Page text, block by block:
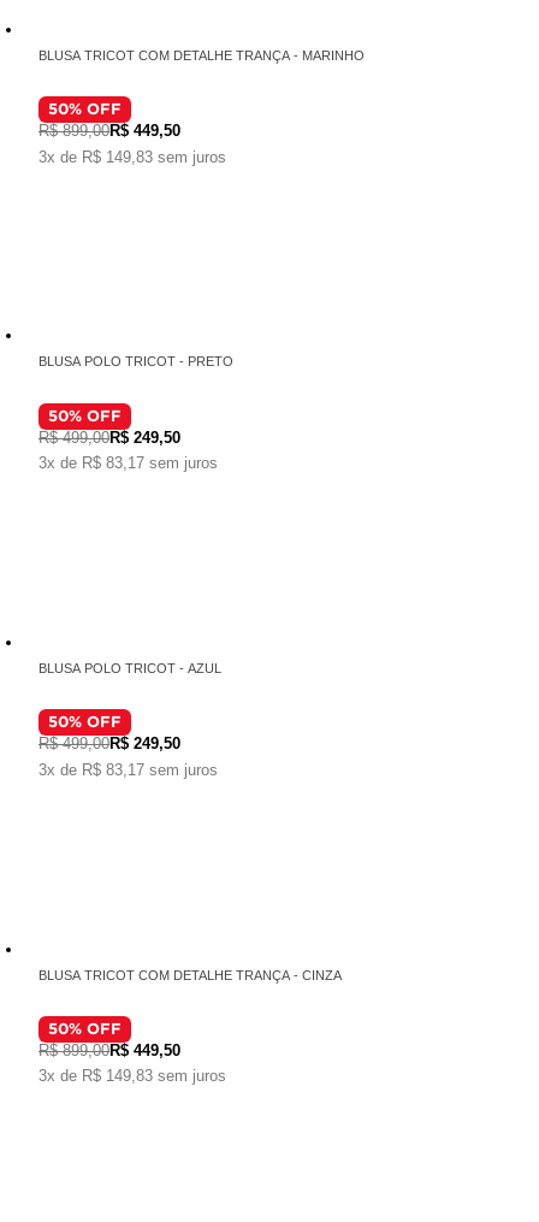
BLUSA TRICOT COM DETALHE TRANÇA - MARINHO
R$ 899,00R$ 449,50
50% OFF
3x de R$ 149,83 sem juros
BLUSA POLO TRICOT - PRETO
R$ 499,00R$ 249,50
50% OFF
3x de R$ 83,17 sem juros
BLUSA POLO TRICOT - AZUL
R$ 499,00R$ 249,50
50% OFF
3x de R$ 83,17 sem juros
BLUSA TRICOT COM DETALHE TRANÇA - CINZA
R$ 899,00R$ 449,50
50% OFF
3x de R$ 149,83 sem juros